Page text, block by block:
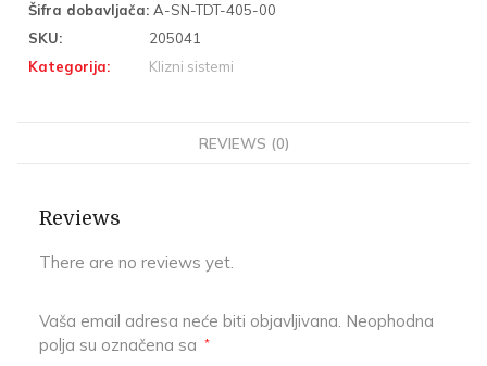
Šifra dobavljača: A-SN-TDT-405-00
SKU:
205041
Kategorija:
Klizni sistemi
REVIEWS (0)
Reviews
There are no reviews yet.
Vaša email adresa neće biti objavljivana. Neophodna
polja su označena sa
*